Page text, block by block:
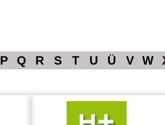
P Q R S T U Ü V W